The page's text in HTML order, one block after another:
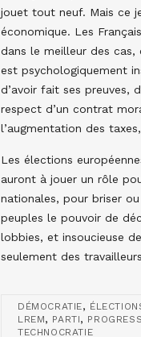
jouet tout neuf. Mais ce
économique. Les
dans le meilleur des cas,
est psychologiquement
d’avoir fait ses preuves,
respect d’un contrat
l’augmentation des
Les élections
auront à jouer un rôle
nationales, pour briser
peuples le pouvoir de
lobbies, et insoucieuse
seulement des
DÉMOCRATIE,
LREM, PARTI,
TECHNOCRATIE